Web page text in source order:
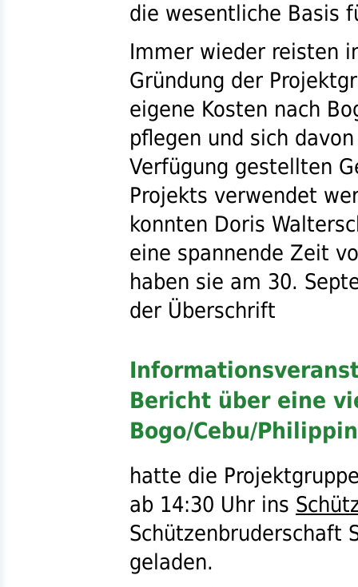
die wesentliche Basis
Immer wieder reisten
Gründung der
eigene Kosten nach
pflegen und sich
Verfügung gestellten
Projekts verwendet
konnten Doris
eine spannende Zeit
haben sie am 30.
der Überschrift
Bericht über eine
Bogo/Cebu/
hatte die
ab 14:30 Uhr ins
Schützenbruderschaft
geladen.